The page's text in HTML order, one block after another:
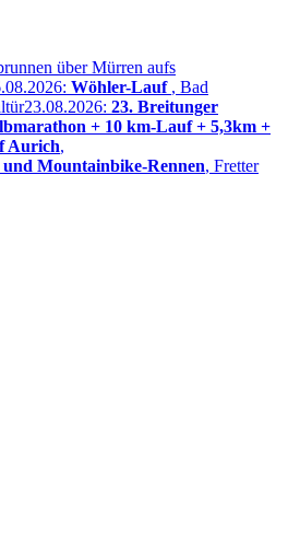
über Mürren aufs
Wöhler-Lauf , Bad
23.08.2026: 23. Breitunger
+ 10 km-Lauf + 5,3km +
Aurich,
Mountainbike-Rennen, Fretter